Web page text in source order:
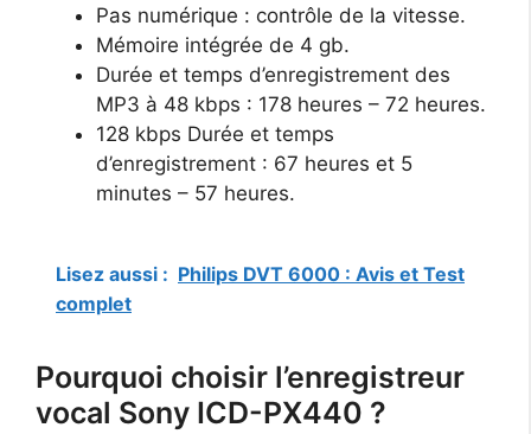
Pas numérique : contrôle de la vitesse.
Mémoire intégrée de 4 gb.
Durée et temps d’enregistrement des
MP3 à 48 kbps : 178 heures – 72 heures.
128 kbps Durée et temps
d’enregistrement : 67 heures et 5
minutes – 57 heures.
Lisez aussi : Philips DVT 6000 : Avis et Test
complet
Pourquoi choisir l’enregistreur
vocal Sony ICD-PX440 ?